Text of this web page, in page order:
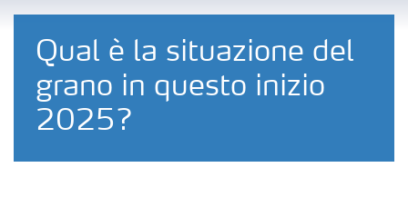
Qual è la situazione del
grano in questo inizio
2025?